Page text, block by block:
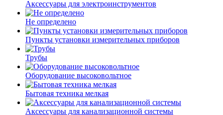
Аксессуары для электроинструментов
Не определено
Пункты установки измерительных приборов
Трубы
Оборудование высоковольтное
Бытовая техника мелкая
Аксессуары для канализационной системы